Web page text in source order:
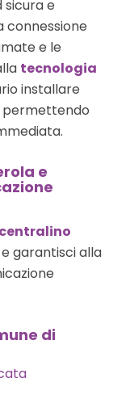
sicura e
connessione
e le
tecnologia
installare
permettendo
e
centralino
garantisci alla
di